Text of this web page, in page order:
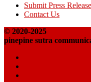
Submit Press
Contact Us
© 2020-2025
pinepine sutra